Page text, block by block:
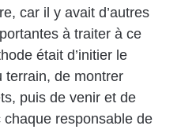
car il y avait d’autres
à traiter à ce
était d’initier le
terrain, de montrer
puis de venir et de
responsable de